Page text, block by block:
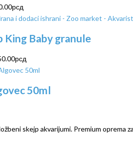
рсд
King Baby granule
рсд
50ml
skejp akvarijumi. Premium oprema